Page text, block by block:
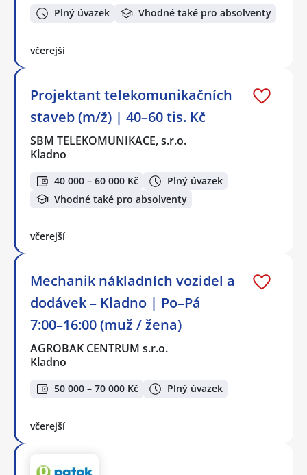
Plný úvazek Vhodné také pro absolventy
včerejší
Projektant telekomunikačních
staveb (m/ž) | 40–60 tis. Kč
SBM TELEKOMUNIKACE, s.r.o.
Kladno
40 000 – 60 000 Kč
Plný úvazek
Vhodné také pro absolventy
včerejší
Mechanik nákladních vozidel a
dodávek – Kladno | Po–Pá
7:00–16:00 (muž / žena)
AGROBAK CENTRUM s.r.o.
Kladno
50 000 – 70 000 Kč Plný úvazek
včerejší